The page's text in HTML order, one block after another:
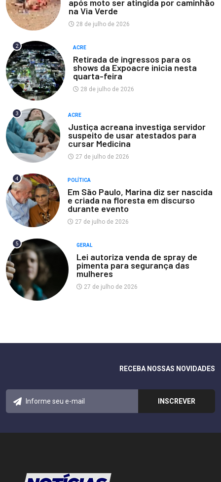
após moto ser atingida por caminhão
na Via Verde
28 de julho de 2026
2 ACRE
Retirada de ingressos para os
shows da Expoacre inicia nesta
quarta-feira
28 de julho de 2026
3 ACRE
Justiça acreana investiga servidor
suspeito de usar atestados para
cursar Medicina
27 de julho de 2026
4 POLÍTICA
Em São Paulo, Marina diz ser nascida
e criada na floresta em discurso
durante evento
27 de julho de 2026
5 GERAL
Lei autoriza venda de spray de
pimenta para segurança das
mulheres
27 de julho de 2026
RECEBA NOSSAS NOVIDADES